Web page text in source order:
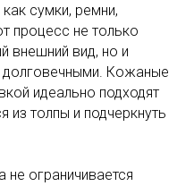
сумки, ремни,
процесс не только
внешний вид, но и
долговечными. Кожаные
идеально подходят
из толпы и подчеркнуть
не ограничивается